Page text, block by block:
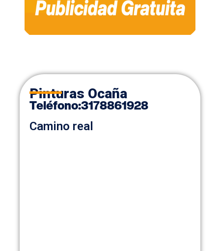
Pinturas Ocaña
Teléfono:3178861928
Camino real